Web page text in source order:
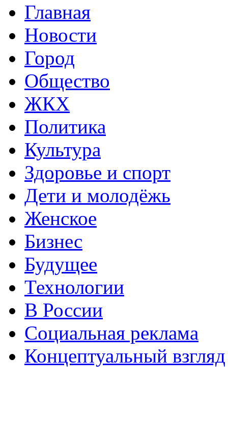
Главная
Новости
Город
Общество
ЖКХ
Политика
Культура
Здоровье и спорт
Дети и молодёжь
Женское
Бизнес
Будущее
Технологии
В России
Социальная реклама
Концептуальный взгляд